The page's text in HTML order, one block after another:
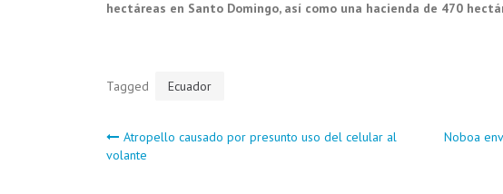
hectáreas en Santo Domingo, así como una hacienda de 470
Tagged Ecuador
Navegación
Atropello causado por presunto uso del celular al
volante
Noboa